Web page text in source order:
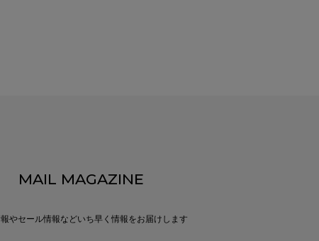
MAIL MAGAZINE
やセール情報などいち早く情報をお届けします